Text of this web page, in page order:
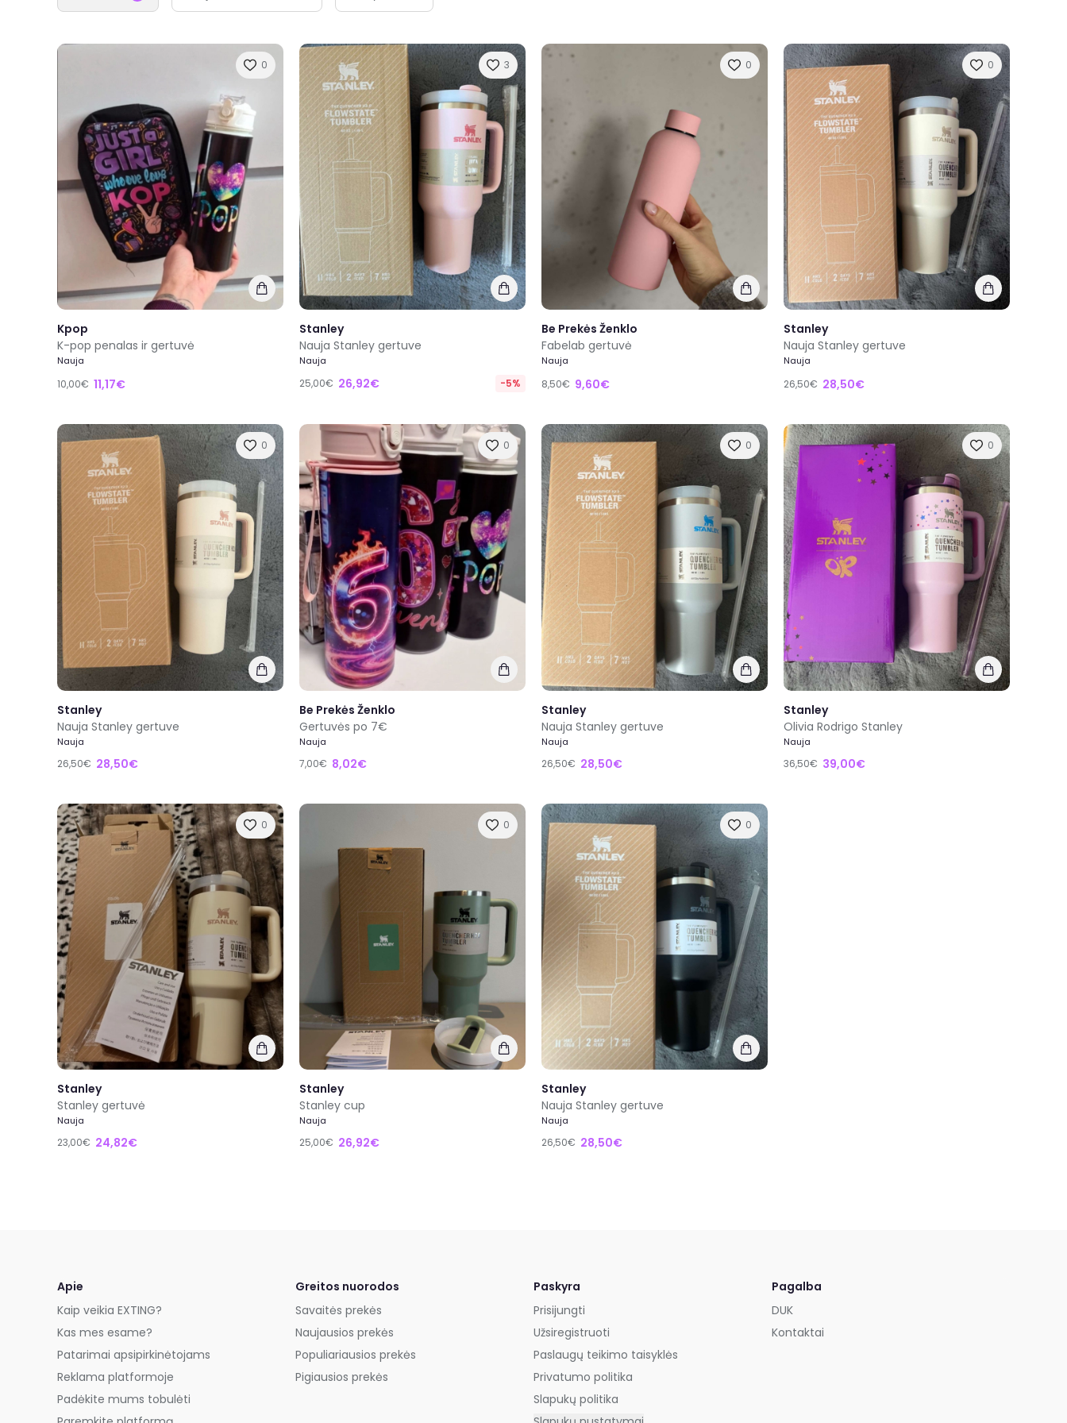
0
Kpop
K-pop penalas ir gertuvė
Nauja
10,00€ 11,17€
3
Stanley
Nauja Stanley gertuve
Nauja
25,00€ 26,92€ -5%
0
Be Prekės Ženklo
Fabelab gertuvė
Nauja
8,50€ 9,60€
0
Stanley
Nauja Stanley gertuve
Nauja
26,50€ 28,50€
0
Stanley
Nauja Stanley gertuve
Nauja
26,50€ 28,50€
0
Be Prekės Ženklo
Gertuvės po 7€
Nauja
7,00€ 8,02€
0
Stanley
Nauja Stanley gertuve
Nauja
26,50€ 28,50€
0
Stanley
Olivia Rodrigo Stanley
Nauja
36,50€ 39,00€
0
Stanley
Stanley gertuvė
Nauja
23,00€ 24,82€
0
Stanley
Stanley cup
Nauja
25,00€ 26,92€
0
Stanley
Nauja Stanley gertuve
Nauja
26,50€ 28,50€
Apie
Kaip veikia EXTING?
Kas mes esame?
Patarimai apsipirkinėtojams
Reklama platformoje
Padėkite mums tobulėti
Greitos nuorodos
Savaitės prekės
Naujausios prekės
Populiariausios prekės
Pigiausios prekės
Paskyra
Prisijungti
Užsiregistruoti
Paslaugų teikimo taisyklės
Privatumo politika
Slapukų politika
Pagalba
DUK
Kontaktai